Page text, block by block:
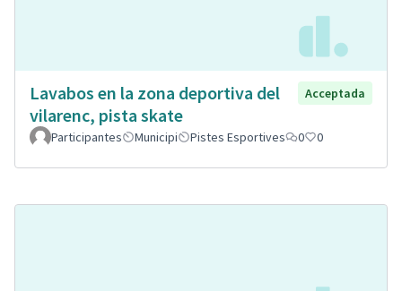
Lavabos en la zona deportiva del
vilarenc, pista skate
Acceptada
Participantes Municipi Pistes Esportives 0 0